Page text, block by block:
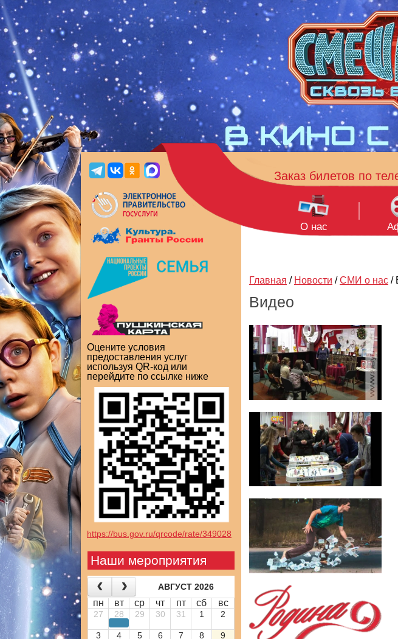
Оцените условия
предоставления услуг
используя QR-код или
перейдите по ссылке ниже
https://bus.gov.ru/qrcode/rate/349028
Наши мероприятия
АВГУСТ 2026
пн вт ср чт пт сб вс
27 28 29 30 31 1 2
3 4 5 6 7 8 9
Заказ билетов по
О нас
Главная / Новости / СМИ о нас /
Видео